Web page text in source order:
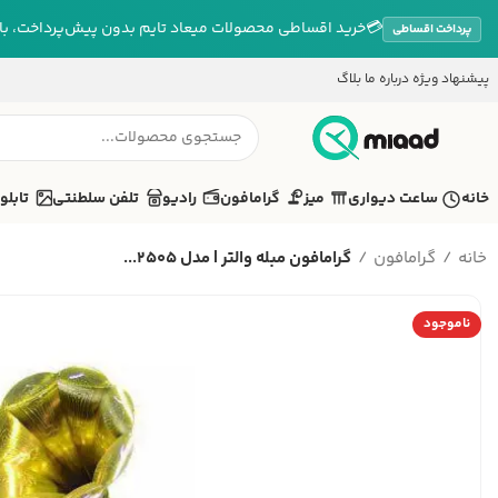
پرداخت اقساطی 💳خرید اقساطی محصولات میعاد تایم بدون پیش‌پرداخت،
پیشنهاد ویژه درباره ما بلاگ
خانه ساعت دیواری میز گرامافون رادیو تلفن سلطنتی تابلو
خانه گرامافون گرامافون مبله والتر | مدل 2505...
ناموجود